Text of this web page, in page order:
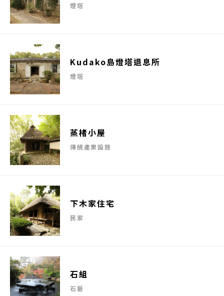
燈塔
Kudako島燈塔退息所
燈塔
蒸楮小屋
傳統產業設施
下木家住宅
民家
石組
石藝